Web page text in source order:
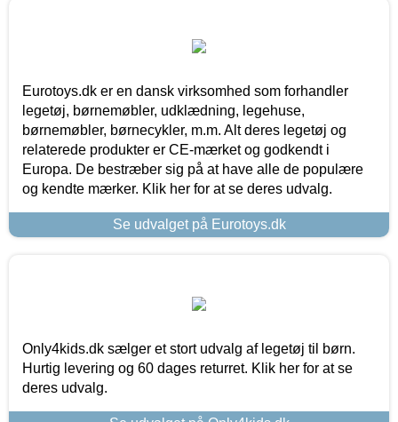
Eurotoys.dk er en dansk virksomhed som forhandler
legetøj, børnemøbler, udklædning, legehuse,
børnemøbler, børnecykler, m.m. Alt deres legetøj og
relaterede produkter er CE-mærket og godkendt i
Europa. De bestræber sig på at have alle de populære
og kendte mærker. Klik her for at se deres udvalg.
Se udvalget på Eurotoys.dk
Only4kids.dk sælger et stort udvalg af legetøj til børn.
Hurtig levering og 60 dages returret. Klik her for at se
deres udvalg.